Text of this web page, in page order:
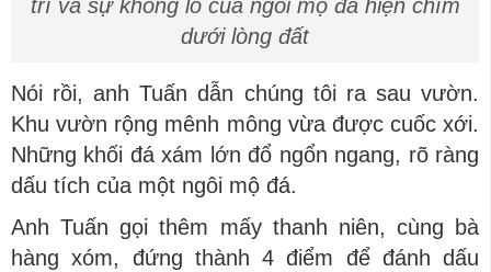
trí và sự khổng lồ của ngôi mộ đá hiện chìm
dưới lòng đất
Nói rồi, anh Tuấn dẫn chúng tôi ra sau vườn.
Khu vườn rộng mênh mông vừa được cuốc xới.
Những khối đá xám lớn đổ ngổn ngang, rõ ràng
dấu tích của một ngôi mộ đá.
Anh Tuấn gọi thêm mấy thanh niên, cùng bà
hàng xóm, đứng thành 4 điểm để đánh dấu